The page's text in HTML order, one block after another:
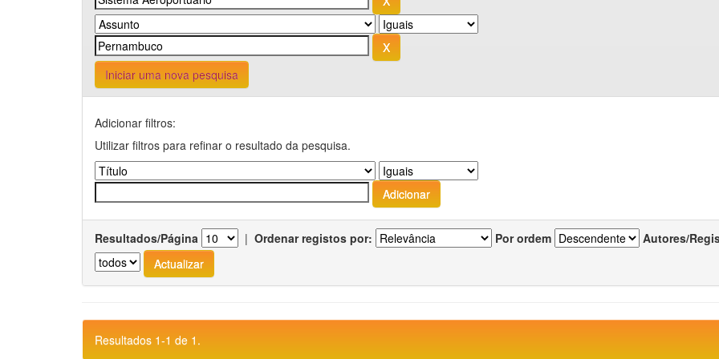
Iniciar uma nova pesquisa
Adicionar filtros:
Utilizar filtros para refinar o resultado da pesquisa.
Resultados/Página | Ordenar registos por: Por ordem Autores/
Resultados 1-1 de 1.